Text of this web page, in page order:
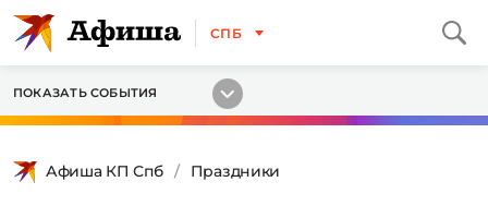
СПБ
ПОКАЗАТЬ СОБЫТИЯ
Афиша КП Спб Праздники